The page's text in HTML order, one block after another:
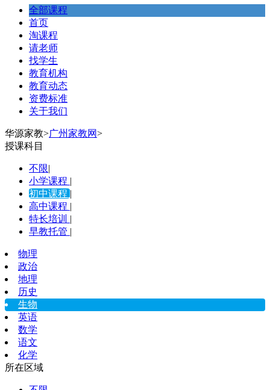
全部课程
首页
淘课程
请老师
找学生
教育机构
教育动态
资费标准
关于我们
华源家教>广州家教网>
授课科目
不限|
小学课程 |
初中课程|
高中课程 |
特长培训 |
早教托管 |
物理
政治
地理
历史
生物
英语
数学
语文
化学
所在区域